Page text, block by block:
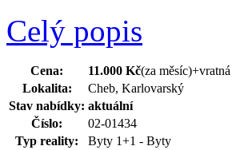
Celý popis
Cena: 11.000 Kč(za měsíc)
Lokalita:
Cheb, Karlovarský
Stav nabídky: aktuální
Číslo:
02-01434
Typ reality:
Byty 1+1 - Byty